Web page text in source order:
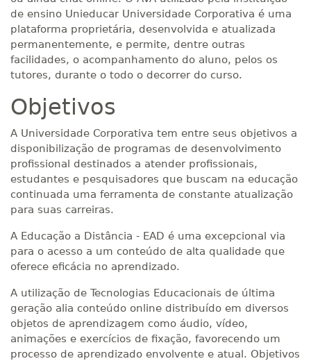
de ensino Unieducar Universidade Corporativa é uma
plataforma proprietária, desenvolvida e atualizada
permanentemente, e permite, dentre outras
facilidades, o acompanhamento do aluno, pelos os
tutores, durante o todo o decorrer do curso.
Objetivos
A Universidade Corporativa tem entre seus objetivos a
disponibilização de programas de desenvolvimento
profissional destinados a atender profissionais,
estudantes e pesquisadores que buscam na educação
continuada uma ferramenta de constante atualização
para suas carreiras.
A Educação a Distância - EAD é uma excepcional via
para o acesso a um conteúdo de alta qualidade que
oferece eficácia no aprendizado.
A utilização de Tecnologias Educacionais de última
geração alia conteúdo online distribuído em diversos
objetos de aprendizagem como áudio, vídeo,
animações e exercícios de fixação, favorecendo um
processo de aprendizado envolvente e atual. Objetivos